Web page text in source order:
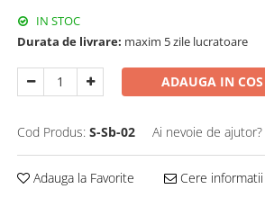
IN STOC
Durata de livrare: maxim 5 zile lucratoare
ADAUGA IN COS
Cod Produs: S-Sb-02 Ai nevoie de ajutor?
Adauga la Favorite Cere informatii